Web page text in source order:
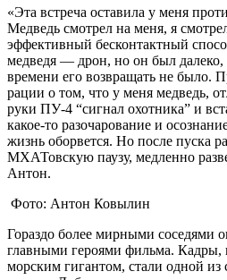
«Эта встреча оставила у меня
Медведь смотрел на меня, я
эффективный бесконтактный
медведя — дрон, но он был далеко,
времени его возвращать не было.
рации о том, что у меня медведь,
руки ПУ-4 “сигнал охотника” и
какое-то разочарование и
жизнь оборвется. Но после пуска
МХАТовскую паузу, медленно
Антон.
Фото: Антон Ковылин
Гораздо более мирными соседями
главными героями фильма. Кадры,
морским гигантом, стали одной